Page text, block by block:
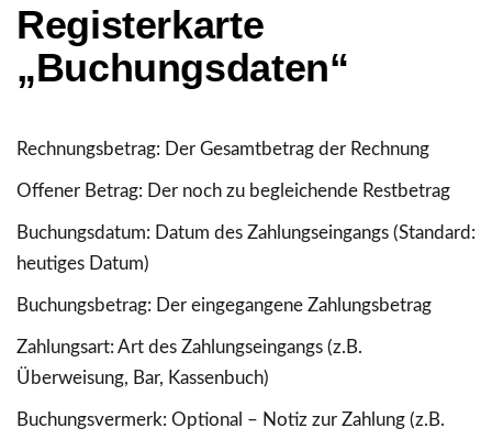
Registerkarte
„Buchungsdaten“
Rechnungsbetrag: Der Gesamtbetrag der Rechnung
Offener Betrag: Der noch zu begleichende Restbetrag
Buchungsdatum: Datum des Zahlungseingangs (Standard:
heutiges Datum)
Buchungsbetrag: Der eingegangene Zahlungsbetrag
Zahlungsart: Art des Zahlungseingangs (z.B.
Überweisung, Bar, Kassenbuch)
Buchungsvermerk: Optional – Notiz zur Zahlung (z.B.